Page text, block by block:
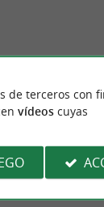
de terceros con
vídeoscuyas